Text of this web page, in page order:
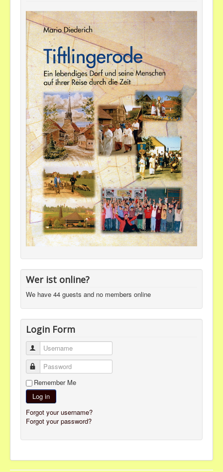
Wer ist online?
We have 44 guests and no members online
Login Form
Username
Password
Remember Me
Log in
Forgot your username?
Forgot your password?